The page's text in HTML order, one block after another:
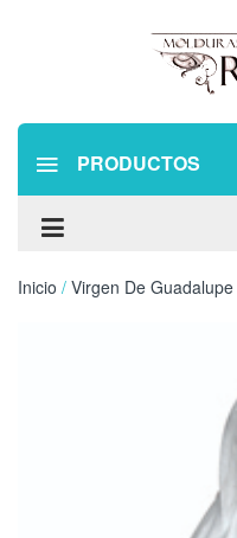
PRODUCTOS
Inicio / Virgen De Guadalupe